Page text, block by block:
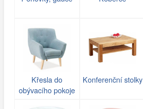
Křesla do
obývacího pokoje
Konferenční stolky